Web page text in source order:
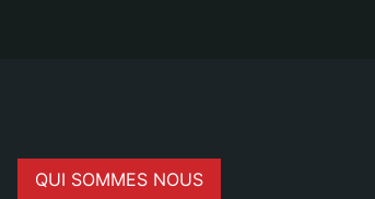
QUI SOMMES NOUS